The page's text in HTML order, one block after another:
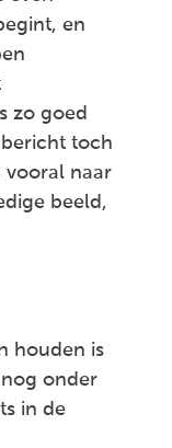
en
zo goed
toch
vooral naar
beeld,
houden is
onder
in de